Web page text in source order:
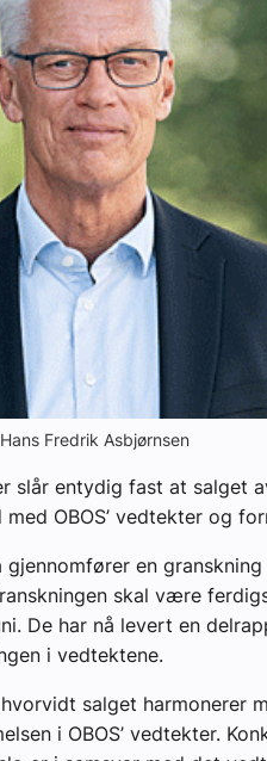
Fredrik Asbjørnsen
slår entydig fast at salget
OBOS’ vedtekter og
gjennomfører en
skal være
De har nå levert en
i vedtektene.
salget harmonerer
i OBOS’ vedtekter.